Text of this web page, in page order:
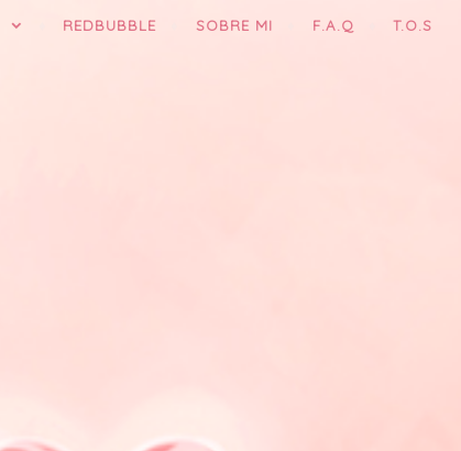
REDBUBBLE SOBRE MI F.A.Q T.O.S